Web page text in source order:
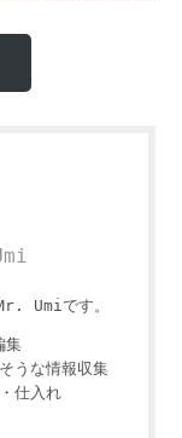
Umiです。
集
うな情報収集
仕入れ